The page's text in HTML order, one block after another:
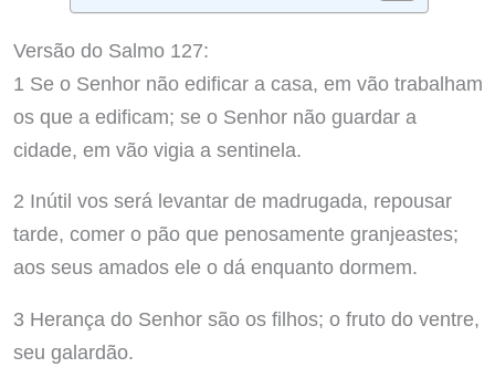
Versão do Salmo 127:
1 Se o Senhor não edificar a casa, em vão trabalham
os que a edificam; se o Senhor não guardar a
cidade, em vão vigia a sentinela.
2 Inútil vos será levantar de madrugada, repousar
tarde, comer o pão que penosamente granjeastes;
aos seus amados ele o dá enquanto dormem.
3 Herança do Senhor são os filhos; o fruto do ventre,
seu galardão.